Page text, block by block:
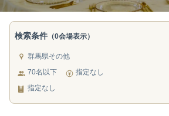
検索条件 （0会場表示）
群馬県その他
70名以下
指定なし
指定なし